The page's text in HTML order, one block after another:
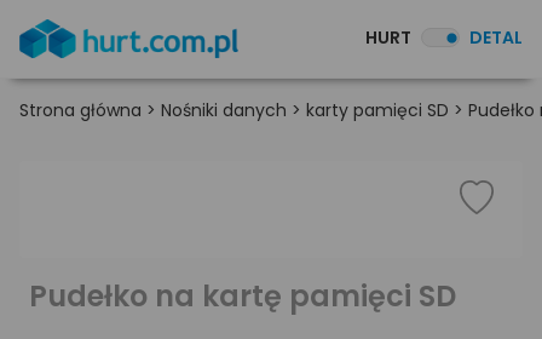
HURT DETAL
Strona główna > Nośniki danych > karty pamięci SD >
Pudełko na kartę pamięci SD